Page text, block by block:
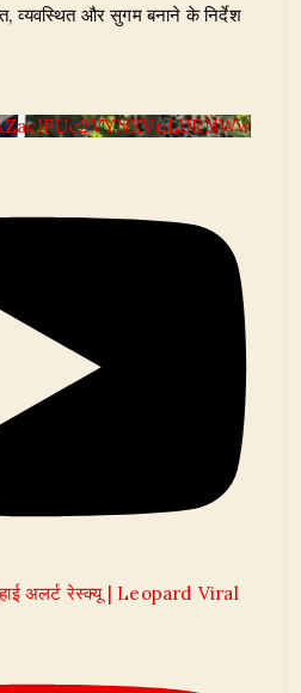
व्यवस्थित और सुगम बनाने के निर्देश
हाई अलर्ट रेस्क्यू | Leopard Viral